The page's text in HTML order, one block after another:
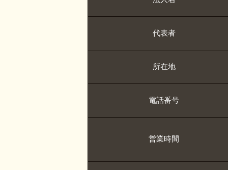
代表者
所在地
電話番号
営業時間